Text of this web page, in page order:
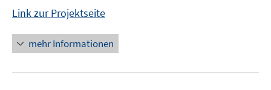
Link zur Projektseite
mehr Informationen